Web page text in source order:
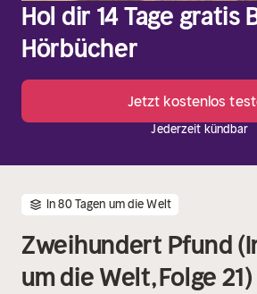
Hol dir 14 Tage gratis
Hörbücher
Jetzt kostenlos
Jederzeit kündbar
In 80 Tagen um die Welt
Zweihundert Pfund
um die Welt, Folge 21)